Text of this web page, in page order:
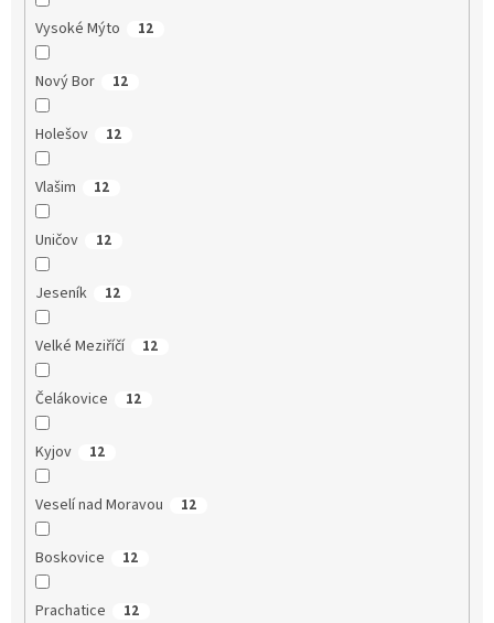
Vysoké Mýto 12
Nový Bor 12
Holešov 12
Vlašim 12
Uničov 12
Jeseník 12
Velké Meziříčí 12
Čelákovice 12
Kyjov 12
Veselí nad Moravou 12
Boskovice 12
Prachatice 12